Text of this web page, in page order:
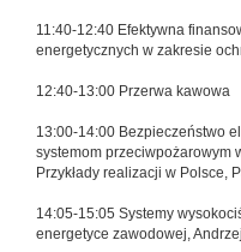
11:40-12:40 Efektywna
energetycznych w zakresie
12:40-13:00 Przerwa kawowa
13:00-14:00 Bezpieczeństwo
systemom przeciwpożarowym
Przykłady realizacji w Polsce,
14:05-15:05 Systemy
energetyce zawodowej,